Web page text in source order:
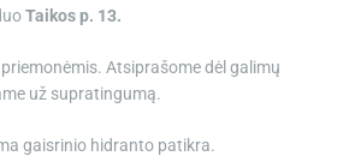
Taikos p. 13.
Atsiprašome dėl galimų
už supratingumą.
gaisrinio hidranto patikra.